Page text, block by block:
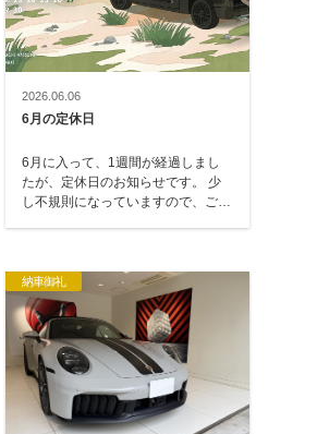
2026.06.06
6月の定休日
6月に入って、1週間が経過しまし
たが、定休日のお知らせです。 少
し不規則になっていますので、ご注
納車御礼